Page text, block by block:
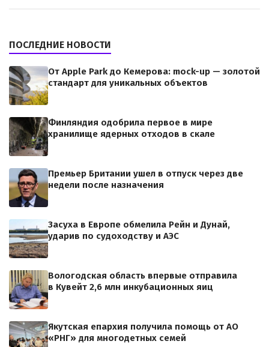
ПОСЛЕДНИЕ НОВОСТИ
От Apple Park до Кемерова: mock-up — золотой
стандарт для уникальных объектов
Финляндия одобрила первое в мире
хранилище ядерных отходов в скале
Премьер Британии ушел в отпуск через две
недели после назначения
Засуха в Европе обмелила Рейн и Дунай,
ударив по судоходству и АЭС
Вологодская область впервые отправила
в Кувейт 2,6 млн инкубационных яиц
Якутская епархия получила помощь от АО
«РНГ» для многодетных семей